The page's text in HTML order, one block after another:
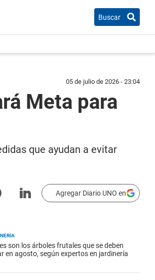
Buscar
05 de julio de 2026 - 23:04
Meta para
que ayudan a evitar
Agregar Diario UNO en
son los árboles frutales que se deben
en agosto, según expertos en jardinería